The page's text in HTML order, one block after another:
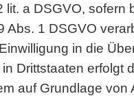
lit. a DSGVO, sofern
Abs. 1 DSGVO
in die
Drittstaaten erfolgt
auf Grundlage von